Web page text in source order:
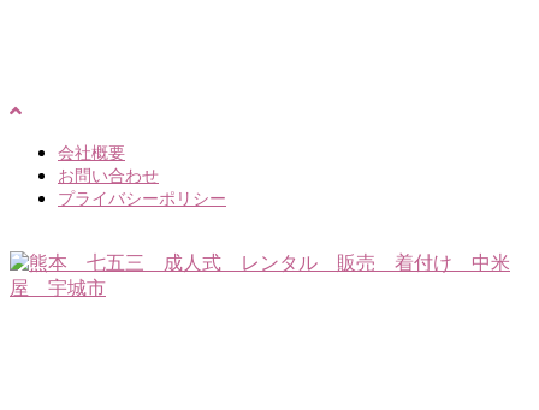
会社概要
お問い合わせ
プライバシーポリシー